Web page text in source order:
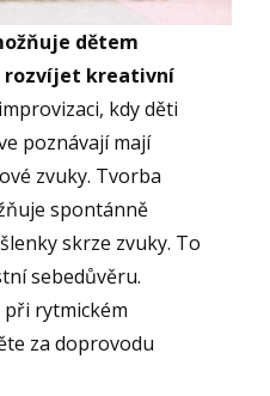
dětem
rozvíjet kreativní
kdy děti
poznávají mají
zvuky. Tvorba
spontánně
skrze zvuky. To
sebedůvěru.
rytmickém
za doprovodu